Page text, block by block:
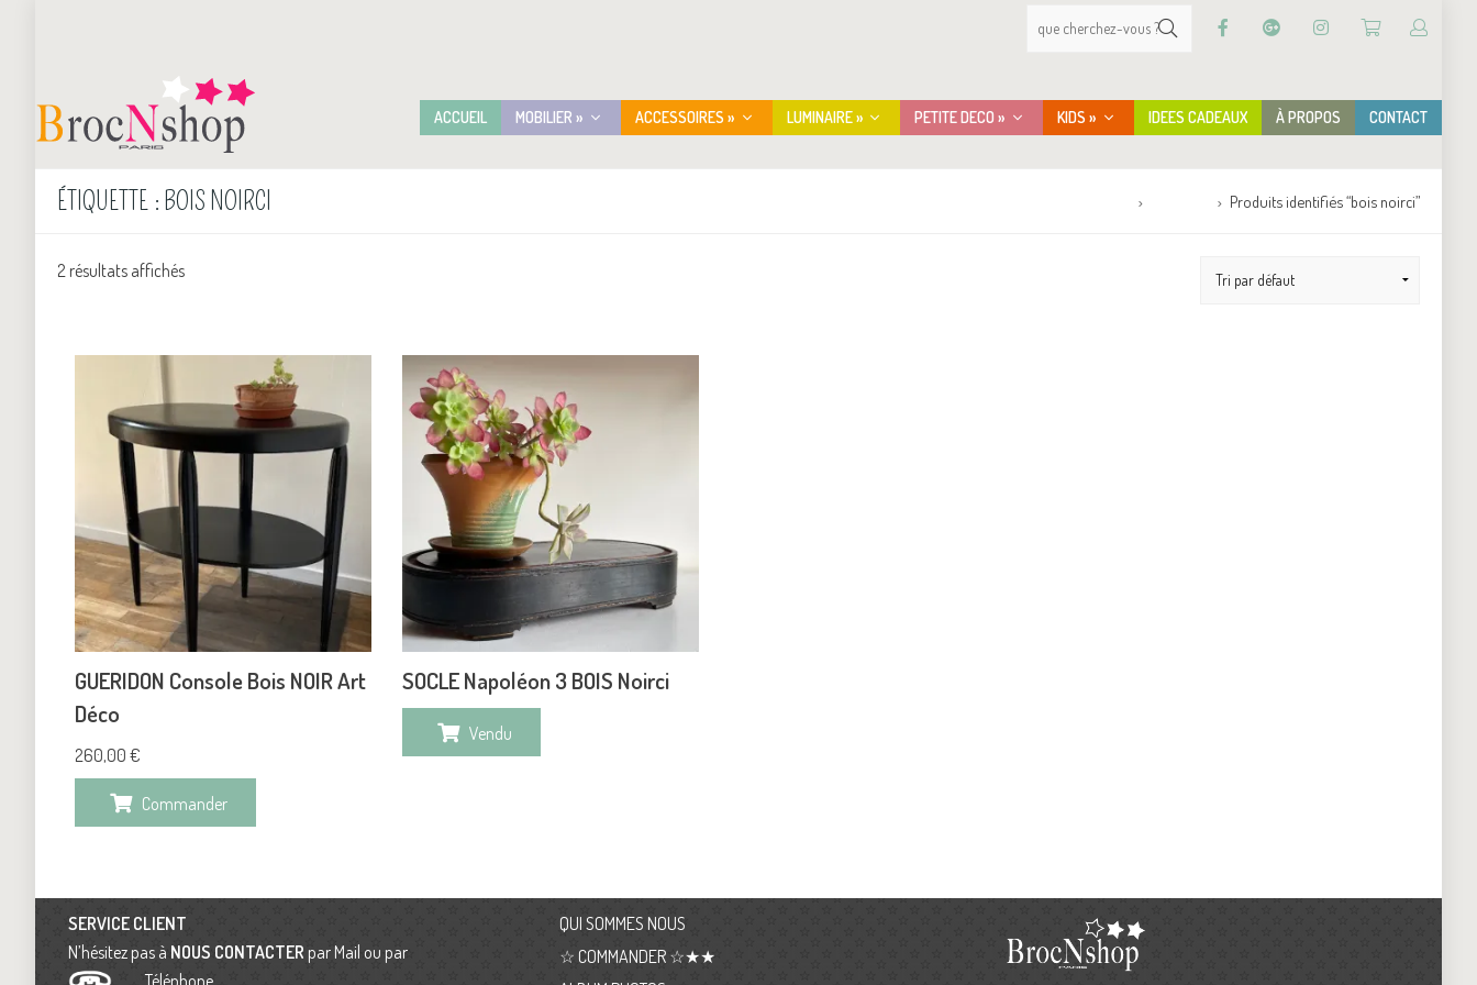
ACCUEIL MOBILIER » ACCESSOIRES » LUMINAIRE » PETITE DECO » KIDS » IDEES CADEAUX À PROPOS CONTACT
ÉTIQUETTE : BOIS NOIRCI Produits identifiés “bois noirci”
2 résultats affichés
GUERIDON Console Bois NOIR Art
Déco
260,00 €
Commander
SOCLE Napoléon 3 BOIS Noirci
Vendu
SERVICE CLIENT
N’hésitez pas à NOUS CONTACTER par Mail ou par
QUI SOMMES NOUS
☆ COMMANDER ☆★★